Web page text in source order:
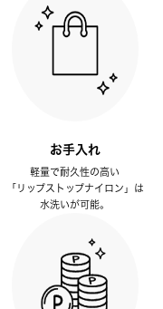
お手入れ
軽量で耐久性の高い
「リップストップナイロン」は
水洗いが可能。